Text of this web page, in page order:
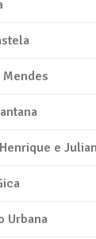
e
Urbana